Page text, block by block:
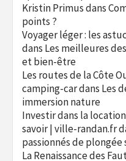
Kristin Primusdans
points ?
Voyager léger : les
dans Les meilleures
et bien-être
Les routes de la Côte
camping-cardans Les
immersion nature
Investir dans la
savoir | ville-randan.fr
passionnés de plongée
La Renaissance des